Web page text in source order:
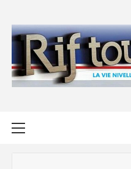
content